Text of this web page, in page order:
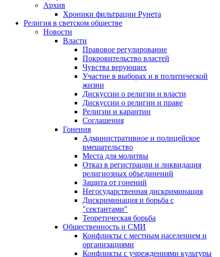
Архив
Хроники фильтрации Рунета
Религия в светском обществе
Новости
Власти
Правовое регулирование
Покровительство властей
Чувства верующих
Участие в выборах и в политической
жизни
Дискуссии о религии и власти
Дискуссии о религии и праве
Религии и карантин
Соглашения
Гонения
Административное и полицейское
вмешательство
Места для молитвы
Отказ в регистрации и ликвидация
религиозных объединений
Защита от гонений
Негосударственная дискриминация
Дискриминация и борьба с
"сектантами"
Теоретическая борьба
Общественность и СМИ
Конфликты с местным населением и
организациями
Конфликты с учреждениями культуры